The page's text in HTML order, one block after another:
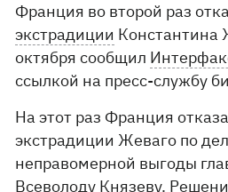
Франция во второй раз
экстрадиции Константина
октября сообщил
ссылкой на пресс-службу
На этот раз Франция
экстрадиции Жеваго по
неправомерной выгоды
Всеволоду Князеву.